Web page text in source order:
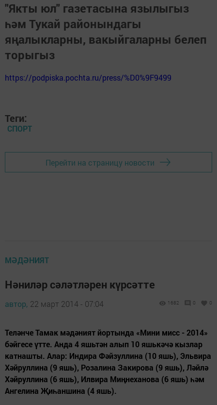
"Якты юл" газетасына язылыгыз
һәм Тукай районындагы
яңалыкларны, вакыйгаларны белеп
торыгыз
https://podpiska.pochta.ru/press/%D0%9F9499
Теги:
СПОРТ
Перейти на страницу новости
МӘДӘНИЯТ
Нәниләр сәләтләрен күрсәтте
автор, 22 март 2014 - 07:04 1682 0 0
Теләнче Тамак мәдәният йортында «Мини мисс - 2014»
бәйгесе үтте. Анда 4 яшьтән алып 10 яшькәчә кызлар
катнашты. Алар: Индира Фәйзуллина (10 яшь), Эльвира
Хәйруллина (9 яшь), Розалина Закирова (9 яшь), Ләйлә
Хәйруллина (6 яшь), Илвира Миңнеханова (6 яшь) һәм
Ангелина Җиһаншина (4 яшь).